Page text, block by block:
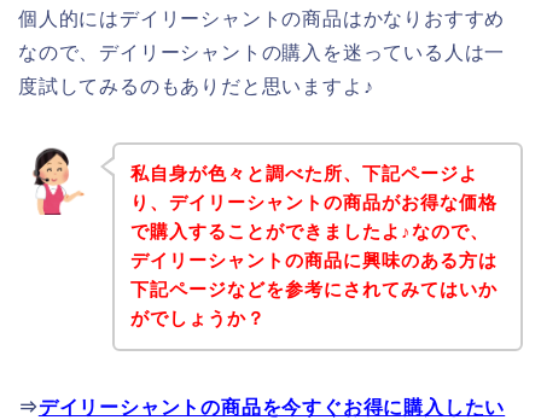
個人的にはデイリーシャントの商品はかなりおすすめ
なので、デイリーシャントの購入を迷っている人は一
度試してみるのもありだと思いますよ♪
私自身が色々と調べた所、下記ページよ
り、デイリーシャントの商品がお得な価格
で購入することができましたよ♪なので、
デイリーシャントの商品に興味のある方は
下記ページなどを参考にされてみてはいか
がでしょうか？
⇒デイリーシャントの商品を今すぐお得に購入したい